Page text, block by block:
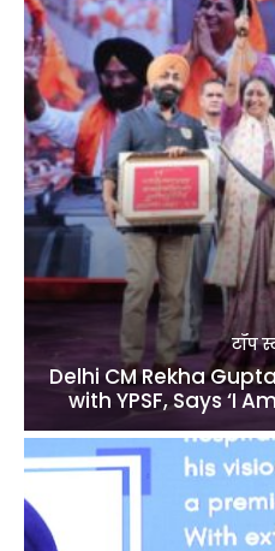
टॉप
Delhi CM Rekha
with YPSF, Says ‘I